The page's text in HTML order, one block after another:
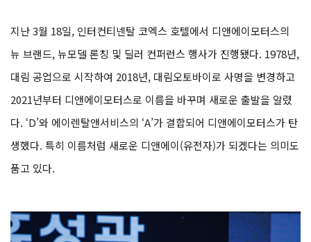
지난 3월 18일, 인터컨티넨탈 코엑스 호텔에서 디앤에이모터스의
뉴 브랜드, 뉴모델 론칭 및 딜러 컨퍼런스 행사가 진행됐다. 1978년,
대림 공업으로 시작하여 2018년, 대림오토바이로 사명을 변경하고
2021년부터 디앤에이모터스로 이름을 바꾸며 새로운 출발을 알렸
다. ‘D’와 에이렌탈앤서비스의 ‘A’가 결합되어 디앤에이모터스가 탄
생했다. 특히 이름처럼 새로운 디앤에이(유전자)가 되겠다는 의미도
품고 있다.